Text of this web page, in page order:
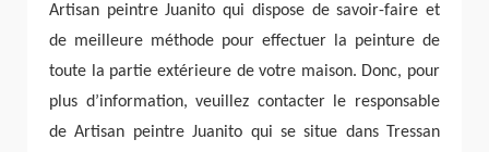
Artisan peintre Juanito qui dispose de savoir-faire et
de meilleure méthode pour effectuer la peinture de
toute la partie extérieure de votre maison. Donc, pour
plus d’information, veuillez contacter le responsable
de Artisan peintre Juanito qui se situe dans Tressan